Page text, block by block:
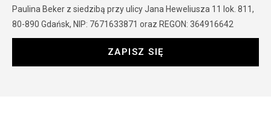
Paulina Beker z siedzibą przy ulicy Jana Heweliusza 11 lok. 811,
80-890 Gdańsk, NIP: 7671633871 oraz REGON: 364916642
ZAPISZ SIĘ